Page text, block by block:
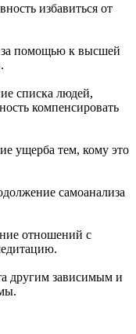
избавиться от
помощью к высшей
списка людей,
компенсировать
ущерба тем, кому это
самоанализа
отношений с
другим зависимым и